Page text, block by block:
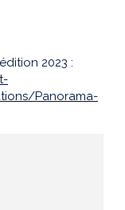
2023 :
Panorama-